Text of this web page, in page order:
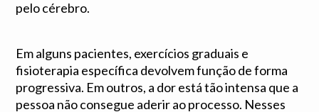
pelo cérebro.
Em alguns pacientes, exercícios graduais e
fisioterapia específica devolvem função de forma
progressiva. Em outros, a dor está tão intensa que a
pessoa não consegue aderir ao processo. Nesses